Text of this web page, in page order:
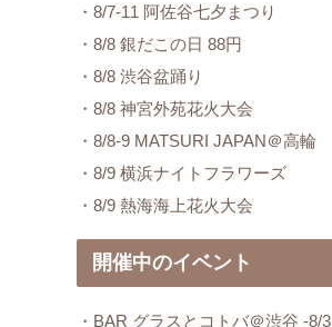
・8/7-11 阿佐谷七夕まつり
・8/8 銀だこの日 88円
・8/8 渋谷盆踊り
・8/8 神宮外苑花火大会
・8/8-9 MATSURI JAPAN＠高輪
・8/9 横浜ナイトフラワーズ
・8/9 熱海海上花火大会
開催中のイベント
・BAR グラスとコトバ＠渋谷 -8/3